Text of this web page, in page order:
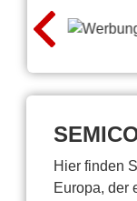
Hier finden
Europa, der